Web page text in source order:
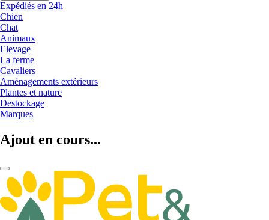
Expédiés en 24h
Chien
Chat
Animaux
Elevage
La ferme
Cavaliers
Aménagements extérieurs
Plantes et nature
Destockage
Marques
Ajout en cours...